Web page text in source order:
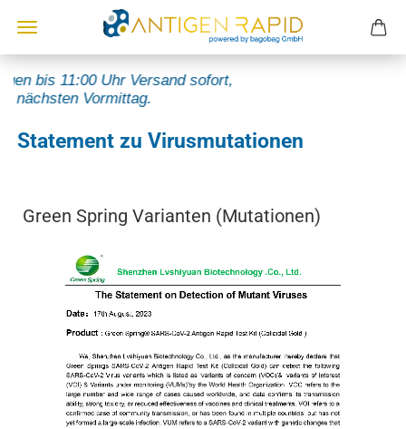
bis 11:00 Uhr Versand sofort,
Vormittag.
Statement zu Virusmutationen
Green Spring Varianten (Mutationen)